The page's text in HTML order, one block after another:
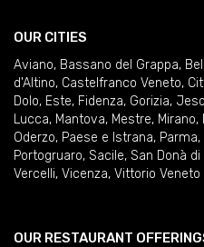
OUR CITIES
Aviano, Bassano del Grappa,
d'Altino, Castelfranco Veneto,
Dolo, Este, Fidenza, Gorizia,
Lucca, Mantova, Mestre, Mirano,
Oderzo, Paese e Istrana, Parma,
Portogruaro, Sacile, San Donà di
Vercelli, Vicenza, Vittorio Veneto
OUR RESTAURANT